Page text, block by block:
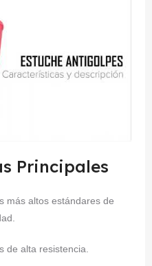
Principales
más altos estándares de
de alta resistencia.